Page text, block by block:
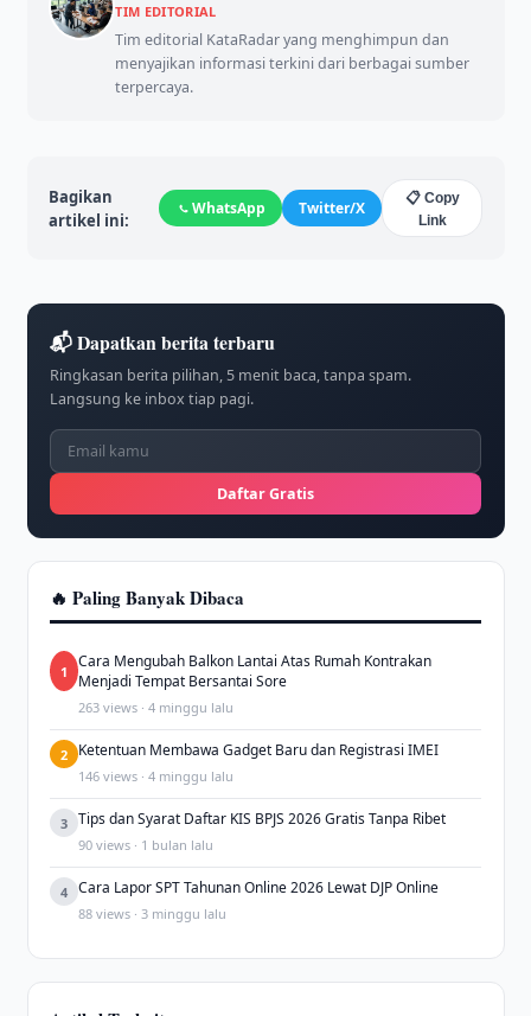
TIM EDITORIAL
Tim editorial KataRadar yang menghimpun dan
menyajikan informasi terkini dari berbagai sumber
terpercaya.
Bagikan
artikel ini:
WhatsApp Twitter/X
📋 Copy
Link
📬 Dapatkan berita terbaru
Ringkasan berita pilihan, 5 menit baca, tanpa spam.
Langsung ke inbox tiap pagi.
Daftar Gratis
🔥 Paling Banyak Dibaca
1
Cara Mengubah Balkon Lantai Atas Rumah Kontrakan
Menjadi Tempat Bersantai Sore
263 views · 4 minggu lalu
2 Ketentuan Membawa Gadget Baru dan Registrasi IMEI
146 views · 4 minggu lalu
3 Tips dan Syarat Daftar KIS BPJS 2026 Gratis Tanpa Ribet
90 views · 1 bulan lalu
4 Cara Lapor SPT Tahunan Online 2026 Lewat DJP Online
88 views · 3 minggu lalu